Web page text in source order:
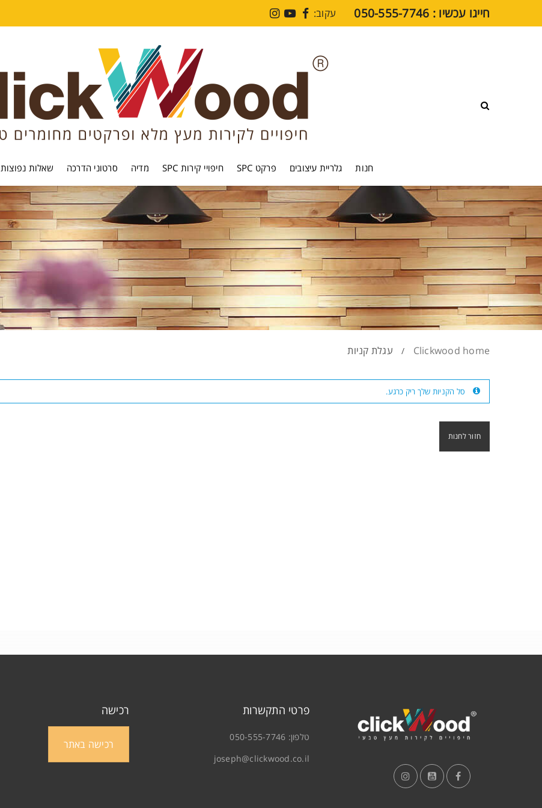
גלריית עיצובים
חיפויי קירות SPC
בלוג
סרטוני הדרכה
שאלות נפוצות
תקני איכות
צרו קשר
חייגו עכשיו : ⁦050-555-7746⁩ עקוב:
חנות גלריית עיצובים פרקט SPC חיפויי קירות SPC מדיה סרטוני הדרכה שאלות נפוצות
Clickwood home
/ עגלת קניות
סל הקניות שלך ריק כרגע.
חזור לחנות
רכישה
רכישה באתר
פרטי התקשרות
טלפון: 050-555-7746
joseph@clickwood.co.il